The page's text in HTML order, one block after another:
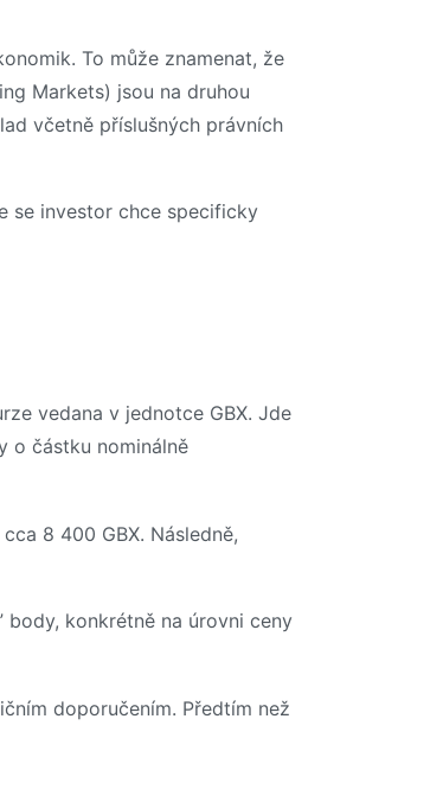
To může znamenat, že
Markets) jsou na druhou
včetně příslušných právních
se investor chce specificky
vedana v jednotce GBX. Jde
o částku nominálně
8 400 GBX. Následně,
body, konkrétně na úrovni ceny
doporučením. Předtím než